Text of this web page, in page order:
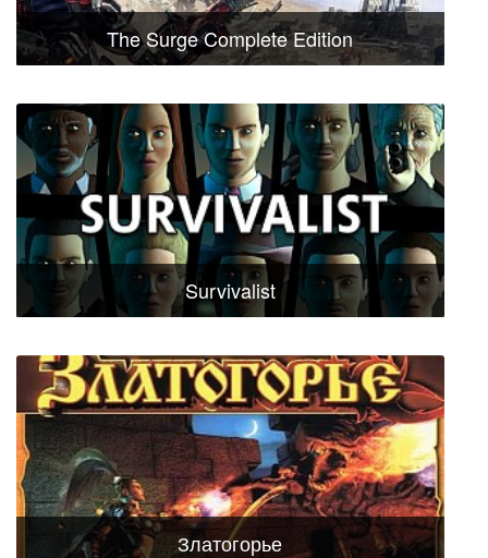
The Surge Complete Edition
Survivalist
Златогорье